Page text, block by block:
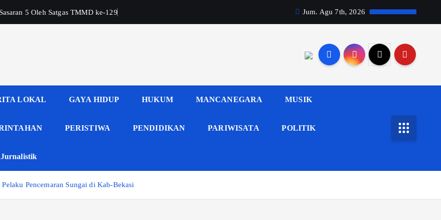
5 Oleh Satgas TMMD ke-129 Jum. Agu 7th, 2026
LOKAL GAYA HIDUP HUKUM MANCANEGARA MUSIK
PERISTIWA PENDIDIKAN PARIWISATA POLITIK
Pencemaran Sungai di Kab-Bekasi